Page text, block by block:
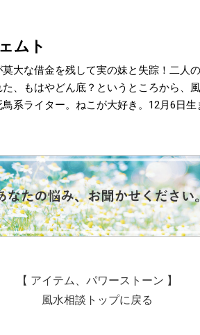
ムト
莫大な借金を残して実の妹と失踪！二人
た、もはやどん底？というところから、
鳥系ライター。ねこが大好き。12月6日生
【 アイテム、パワーストーン 】
風水相談トップに戻る